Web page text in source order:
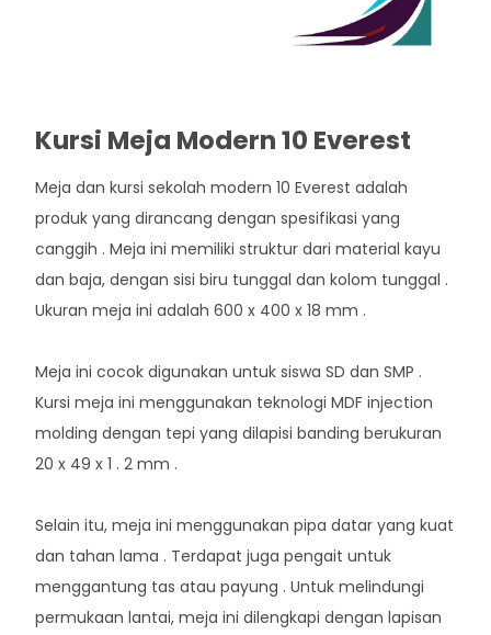
Kursi Meja Modern 10 Everest
Meja dan kursi sekolah modern 10 Everest adalah
produk yang dirancang dengan spesifikasi yang
canggih . Meja ini memiliki struktur dari material kayu
dan baja, dengan sisi biru tunggal dan kolom tunggal .
Ukuran meja ini adalah 600 x 400 x 18 mm .
Meja ini cocok digunakan untuk siswa SD dan SMP .
Kursi meja ini menggunakan teknologi MDF injection
molding dengan tepi yang dilapisi banding berukuran
20 x 49 x 1 . 2 mm .
Selain itu, meja ini menggunakan pipa datar yang kuat
dan tahan lama . Terdapat juga pengait untuk
menggantung tas atau payung . Untuk melindungi
permukaan lantai, meja ini dilengkapi dengan lapisan